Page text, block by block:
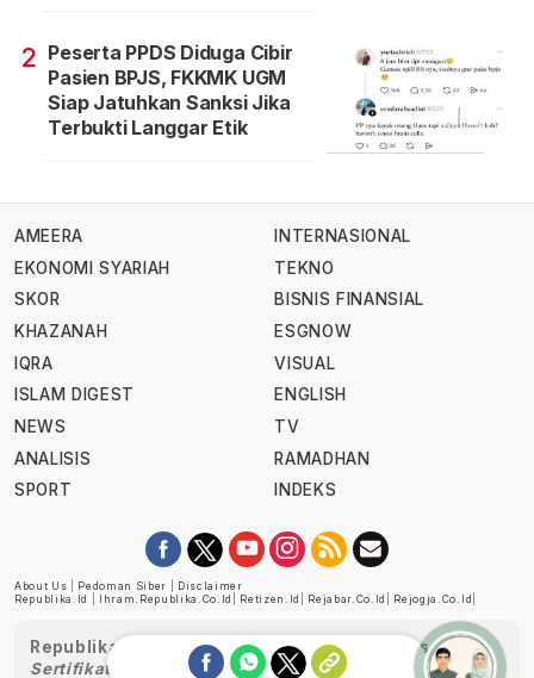
2 Peserta PPDS Diduga Cibir
Pasien BPJS, FKKMK UGM
Siap Jatuhkan Sanksi Jika
Terbukti Langgar Etik
AMEERA
EKONOMI SYARIAH
SKOR
KHAZANAH
IQRA
ISLAM DIGEST
NEWS
ANALISIS
SPORT
INTERNASIONAL
TEKNO
BISNIS FINANSIAL
ESGNOW
VISUAL
ENGLISH
TV
RAMADHAN
INDEKS
About Us Pedoman Siber
Disclaimer
Republika.id
Ihram.republika.co.id Retizen.id Rejabar.co.id Rejogja.co.id
Republika telah diverifikasi oleh Dewan Pers
Sertifikat Nomor 1058/DP-Verifikasi/K/XII/2022